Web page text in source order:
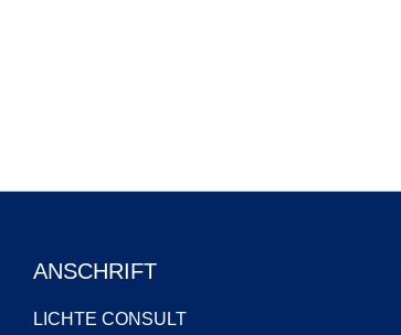
ANSCHRIFT
LICHTE CONSULT